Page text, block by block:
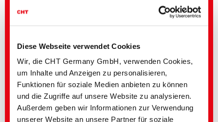
Diese Webseite verwendet Cookies
Wir, die CHT Germany GmbH, verwenden Cookies,
um Inhalte und Anzeigen zu personalisieren,
Funktionen für soziale Medien anbieten zu können
und die Zugriffe auf unsere Website zu analysieren.
Außerdem geben wir Informationen zur Verwendung
unserer Website an unsere Partner für soziale
ZDHC MRSL v3.1 Conformance Level 3
Listed on “The List by INDITEX” with AA
Bronce level
Details und Downloads von Listen
Kontaktieren Sie bitte den hier angegebenen Fachbereich oder